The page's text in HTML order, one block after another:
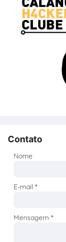
Contato
Nome
E-mail*
Mensagem*